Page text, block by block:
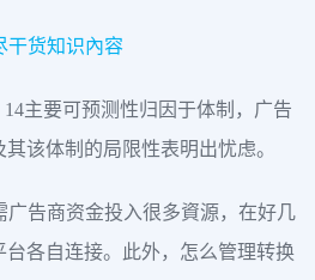
干货知识內容
主要可预测性归因于体制，广告
该体制的局限性表明出忧虑。
广告商资金投入很多資源，在好几
各自连接。此外，怎么管理转换